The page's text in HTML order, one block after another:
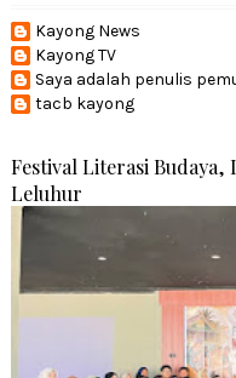
Kayong News
Kayong TV
Saya adalah penulis
tacb kayong
Festival Literasi Budaya,
Leluhur